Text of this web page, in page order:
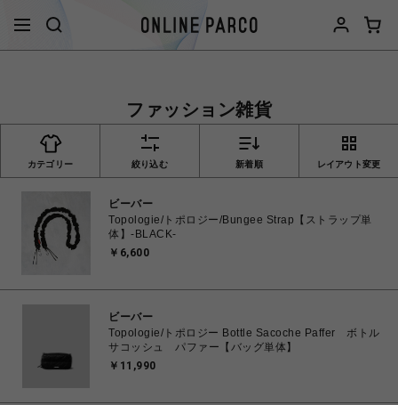
ファッション雑貨
カテゴリー 絞り込む 新着順 レイアウト変更
ビーバー
Topologie/トポロジー/Bungee Strap【ストラップ単
体】-BLACK-
￥6,600
ビーバー
Topologie/トポロジー Bottle Sacoche Paffer ボトル
サコッシュ パファー【バッグ単体】
￥11,990